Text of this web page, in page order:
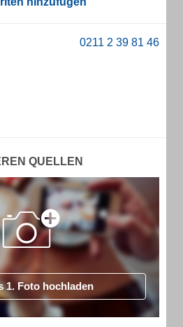
QUELLEN
1. Foto hochladen